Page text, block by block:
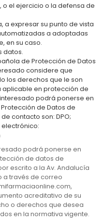
el ejercicio o la defensa de
a expresar su punto de vista
a adoptadas
en su caso.
datos.
de Protección de Datos
considere que
los derechos que le son
en protección de
podrá ponerse en
de Datos de
contacto son: DPO;
electrónico:
podrá ponerse en
de datos de
escrito a la Av. Andalucía
a través de correo
acreditativo de su
o derechos que desea
en la normativa vigente.